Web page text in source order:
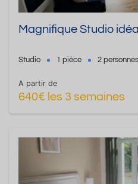
Magnifique Studio
Studio 1 pièce 2 personnes
A partir de
640€ les 3 semaines